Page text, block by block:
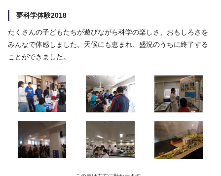
夢科学体験2018
たくさんの子どもたちが遊びながら科学の楽しさ、おもしろさを
みんなで体感しました。天候にも恵まれ、盛況のうちに終了する
ことができました。